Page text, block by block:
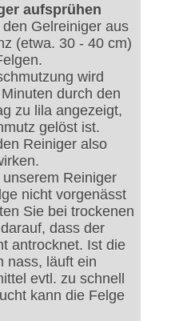
aufsprühen
Gelreiniger aus
(etwa. 30 - 40 cm)
wird
durch den
zu lila angezeigt,
gelöst ist.
Reiniger also
Reiniger
nicht vorgenässt
Sie bei trockenen
dass der
antrocknet. Ist die
nass, läuft ein
evtl. zu schnell
kann die Felge